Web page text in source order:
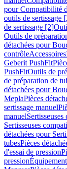
pour Compatibilité
outils de sertissage
de sertissage [2]
Outils de
détachées pour
contrôleAccessoires
Geberit PushFit
PushFitOutils de
de préparation de
détachées pour
MeplaPièces
sertissage manuel
manuel
Sertisseuses
détachées pour
tubesPièces
d'essai de pression
pression